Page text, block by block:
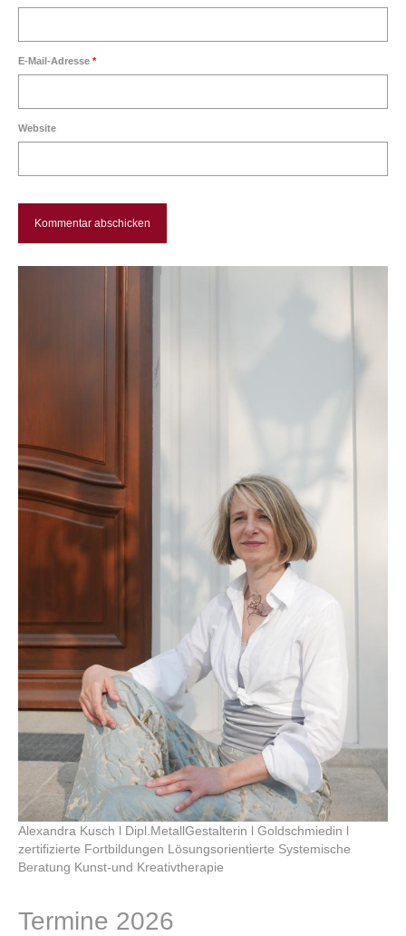
Kontakt
E-Mail-Adresse *
Website
Alexandra Kusch l Dipl.MetallGestalterin l Goldschmiedin l
zertifizierte Fortbildungen Lösungsorientierte Systemische
Beratung Kunst-und Kreativtherapie
Termine 2026